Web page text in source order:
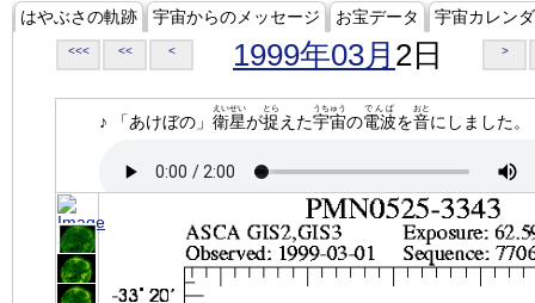
はやぶさの軌跡 宇宙からのメッセージ お宝データ 宇宙カレン
<<< << < 1999年03月 2日 >
♪ 「あけぼの」 衛星
えいせい
が捉
とら
えた宇宙
うちゅう
の電波
でんぱ
を音
おと
にしました。